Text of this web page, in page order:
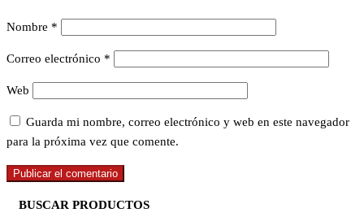
Nombre *
Correo electrónico *
Web
Guarda mi nombre, correo electrónico y web en este navegador
para la próxima vez que comente.
BUSCAR PRODUCTOS